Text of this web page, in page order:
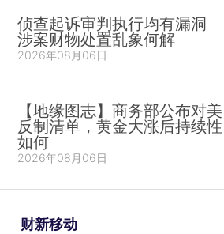
侦查起诉审判执行均有漏洞
涉案财物处置乱象何解
2026年08月06日
【地缘图志】商务部公布对美
反制清单，黄金大涨后持续性
如何
2026年08月06日
财新移动